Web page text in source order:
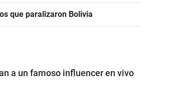
que paralizaron Bolivia
a un famoso influencer en vivo